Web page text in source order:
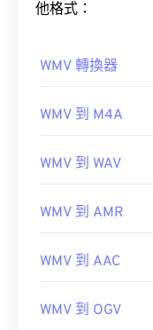
他格式：
WMV 轉換器
WMV 到 M4A
WMV 到 WAV
WMV 到 AMR
WMV 到 AAC
WMV 到 OGV